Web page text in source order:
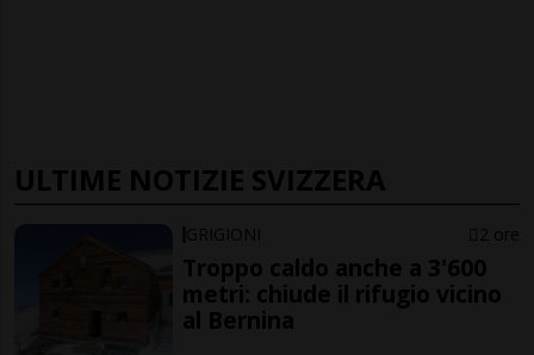
ULTIME NOTIZIE SVIZZERA
GRIGIONI 2 ore
Troppo caldo anche a 3'600
metri: chiude il rifugio vicino
al Bernina